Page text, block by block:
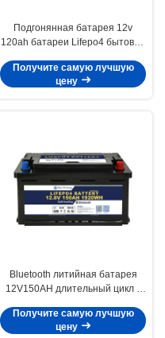
Подгонянная батарея 12v
120ah батареи Lifepo4 бытовой
Получите самую лучшую
цену
Bluetooth литийная батарея
12V150AH длительный цикл с
разряда 120A и ABS корпус
материал
Получите самую лучшую
цену